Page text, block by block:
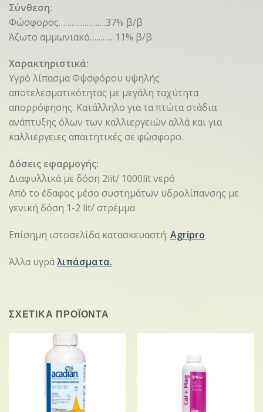
Σύνθεση:
Φώσφορος………………….37% β/β
Άζωτο αμμωνιακό……….. 11% β/β
Χαρακτηριστικά:
Υγρό λίπασμα Φψσφόρου υψηλής
αποτελεσματικότητας με μεγάλη ταχύτητα
απορρόφησης. Κατάλληλο για τα πτώτα στάδια
ανάπτυξης όλων των καλλιεργειών αλλά και για
καλλιέργειες απαιτητικές σε φώσφορο.
Δόσεις εφαρμογής:
Διαφυλλικά με δόση 2lit/ 1000lit νερό
Από το έδαφος μέσο συστημάτων υδρολίπανσης με
γενική δόση 1-2 lit/ στρέμμα
Επίσημη ιστοσελίδα κατασκευαστή: Agripro
Άλλα υγράλιπάσματα.
ΣΧΕΤΙΚΑ ΠΡΟΪΟΝΤΑ